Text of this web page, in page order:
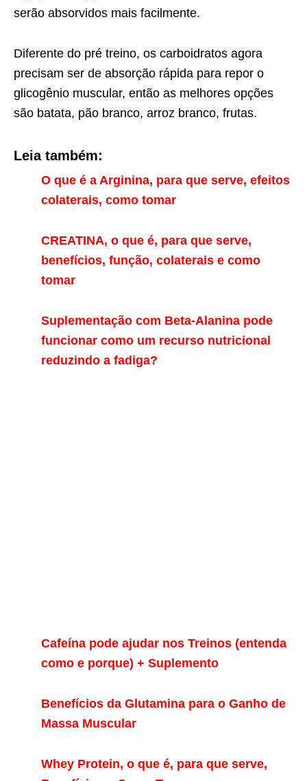
serão absorvidos mais facilmente.
Diferente do pré treino, os carboidratos agora
precisam ser de absorção rápida para repor o
glicogênio muscular, então as melhores opções
são batata, pão branco, arroz branco, frutas.
Leia também:
O que é a Arginina, para que serve, efeitos
colaterais, como tomar
CREATINA, o que é, para que serve,
benefícios, função, colaterais e como
tomar
Suplementação com Beta-Alanina pode
funcionar como um recurso nutricional
reduzindo a fadiga?
Cafeína pode ajudar nos Treinos (entenda
como e porque) + Suplemento
Benefícios da Glutamina para o Ganho de
Massa Muscular
Whey Protein, o que é, para que serve,